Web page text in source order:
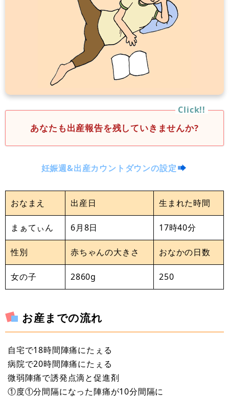
あなたも出産報告を残していきませんか?
妊娠週&出産カウントダウンの設定
おなまえ 出産日 生まれた時間
まぁてぃん 6月8日 17時40分
性別 赤ちゃんの大きさ おなかの日数
女の子 2860g 250
お産までの流れ
自宅で18時間陣痛にたぇる
病院で20時間陣痛にたぇる
微弱陣痛で誘発点滴と促進剤
①度①分間隔になった陣痛が10分間隔に